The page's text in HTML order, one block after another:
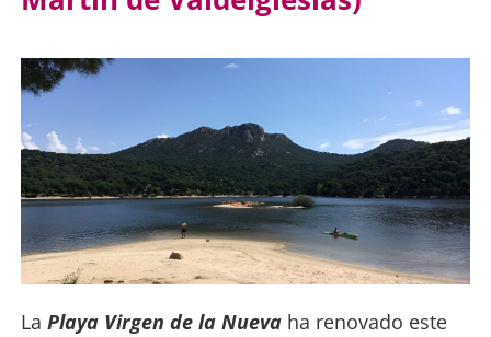
La Playa Virgen de la Nuevaha renovado este